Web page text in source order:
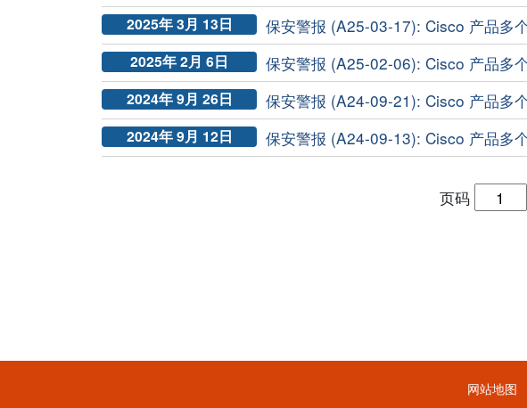
2025年 3月 13日 保安警报 (A25-03-17): Cisco 产品多
2025年 2月 6日 保安警报 (A25-02-06): Cisco 产品多
2024年 9月 26日 保安警报 (A24-09-21): Cisco 产品多
2024年 9月 12日 保安警报 (A24-09-13): Cisco 产品多
页码
网站地图